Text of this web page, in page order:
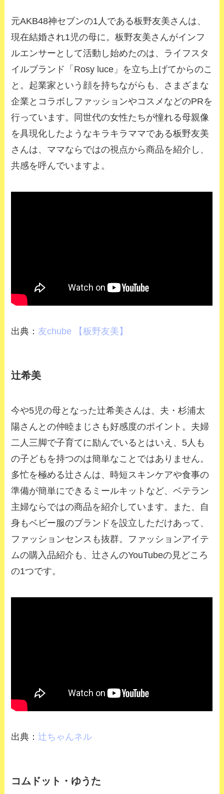
元AKB48神セブンの1人である板野友美さんは、
現在結婚され1児の母に。板野友美さんがインフ
ルエンサーとして活動し始めたのは、ライフスタ
イルブランド「Rosy luce」を立ち上げてからのこ
と。起業家という顔を持ちながらも、さまざまな
企業とコラボしファッションやコスメなどのPRを
行っています。同世代の女性たちが憧れる母親像
を具現化したようなキラキラママである板野友美
さんは、ママならではの視点から商品を紹介し、
共感を呼んでいますよ。
出典：友chube 【板野友美】
辻希美
今や5児の母となった辻希美さんは、夫・杉浦太
陽さんとの仲睦まじさも好感度のポイント。夫婦
二人三脚で子育てに励んでいるとはいえ、5人も
の子どもを持つのは簡単なことではありません。
多忙を極める辻さんは、時短スキンケアや食事の
準備が簡単にできるミールキットなど、ベテラン
主婦ならではの商品を紹介しています。また、自
身もベビー服のブランドを設立しただけあって、
ファッションセンスも抜群。ファッションアイテ
ムの購入品紹介も、辻さんのYouTubeの見どころ
の1つです。
出典：辻ちゃんネル
コムドット・ゆうた